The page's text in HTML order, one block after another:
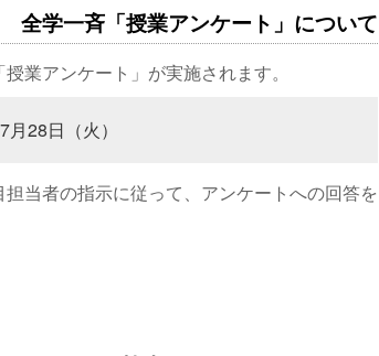
全学一斉「授業アンケート」について
業アンケート」が実施されます。
28日（火）
当者の指示に従って、アンケートへの回答を